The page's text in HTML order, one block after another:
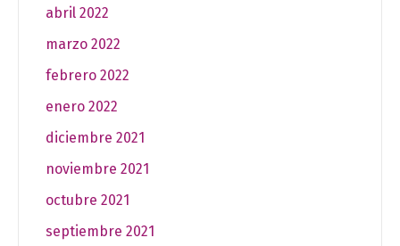
abril 2022
marzo 2022
febrero 2022
enero 2022
diciembre 2021
noviembre 2021
octubre 2021
septiembre 2021